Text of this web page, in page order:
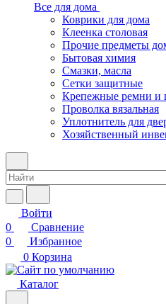
Все для дома
Коврики для дома
Клеенка столовая
Прочие предметы
Бытовая химия
Смазки, масла
Сетки защитные
Крепежные ремни и
Проволка вязальная
Уплотнитель для
Хозяйственный
Войти
0
Сравнение
0
Избранное
0 Корзина
Каталог